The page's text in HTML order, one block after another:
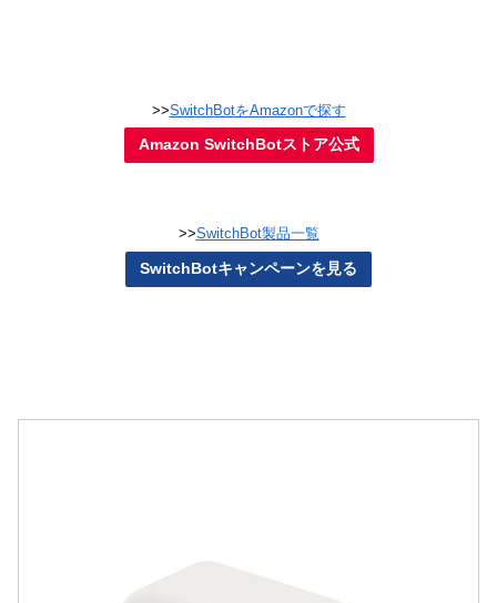
>>SwitchBotをAmazonで探す
Amazon SwitchBotストア公式
>>SwitchBot製品一覧
SwitchBotキャンペーンを見る